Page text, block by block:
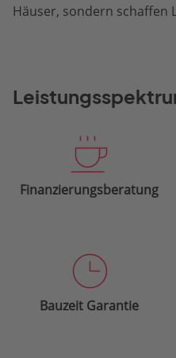
Häuser, sondern schaffen
Finanzierungsberatung
Bauzeit Garantie